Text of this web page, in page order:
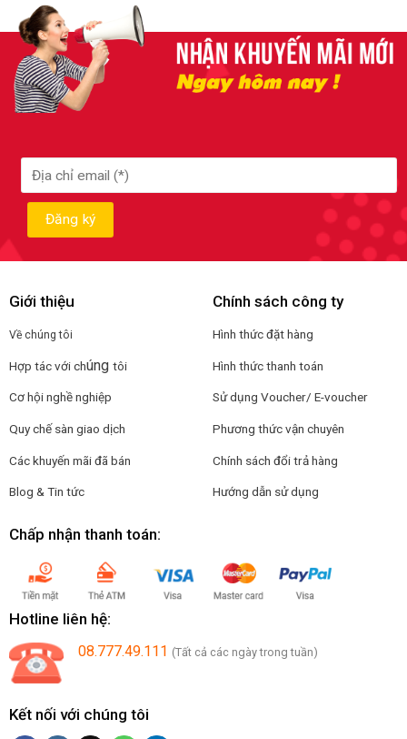
Giới thiệu
Về chúng tôi
Hợp tác với chúng tôi
Cơ hội nghề nghiệp
Quy chế sàn giao dịch
Các khuyến mãi đã bán
Blog & Tin tức
Chính sách công ty
Hình thức đặt hàng
Hình thức thanh toán
Sử dụng Voucher/ E-voucher
Phương thức vận chuyên
Chính sách đổi trả hàng
Hướng dẫn sử dụng
Chấp nhận thanh toán:
Hotline liên hệ:
08.777.49.111 (Tất cả các ngày trong tuần)
Kết nối với chúng tôi